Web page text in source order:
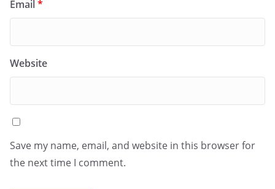
Email *
Website
Save my name, email, and website in this browser for
the next time I comment.